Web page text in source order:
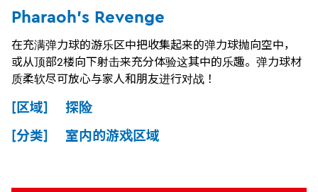
Pharaoh's Revenge
在充满弹力球的游乐区中把收集起来的弹力球抛向空中，
或从顶部2楼向下射击来充分体验这其中的乐趣。弹力球材
质柔软尽可放心与家人和朋友进行对战！
[区域] 探险
[分类] 室内的游戏区域